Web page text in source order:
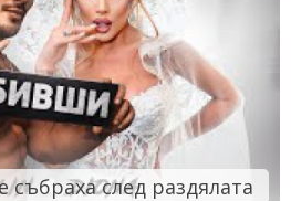
събраха след раздялата